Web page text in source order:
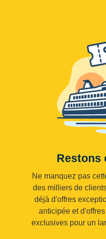
Restons
Ne manquez pas
des milliers de
déjà d'offres
anticipée et
exclusives pour un